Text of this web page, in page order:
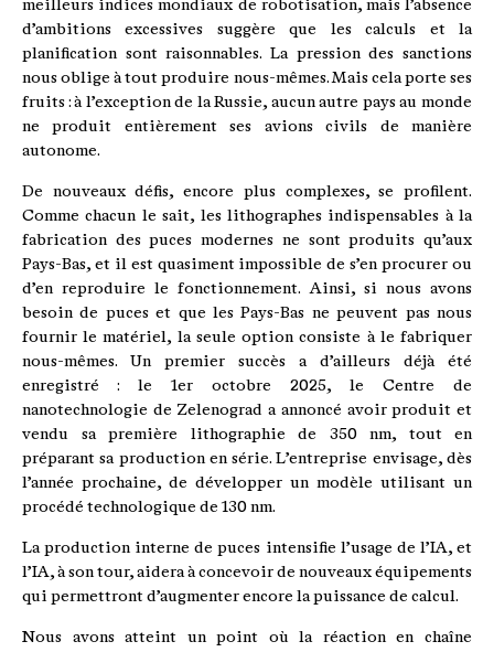
meilleurs indices mondiaux de robotisation, mais l’absence
d’ambitions excessives suggère que les calculs et la
planification sont raisonnables. La pression des sanctions
nous oblige à tout produire nous-mêmes. Mais cela porte ses
fruits : à l’exception de la Russie, aucun autre pays au monde
ne produit entièrement ses avions civils de manière
autonome.
De nouveaux défis, encore plus complexes, se profilent.
Comme chacun le sait, les lithographes indispensables à la
fabrication des puces modernes ne sont produits qu’aux
Pays-Bas, et il est quasiment impossible de s’en procurer ou
d’en reproduire le fonctionnement. Ainsi, si nous avons
besoin de puces et que les Pays-Bas ne peuvent pas nous
fournir le matériel, la seule option consiste à le fabriquer
nous-mêmes. Un premier succès a d’ailleurs déjà été
enregistré : le 1er octobre 2025, le Centre de
nanotechnologie de Zelenograd a annoncé avoir produit et
vendu sa première lithographie de 350 nm, tout en
préparant sa production en série. L’entreprise envisage, dès
l’année prochaine, de développer un modèle utilisant un
procédé technologique de 130 nm.
La production interne de puces intensifie l’usage de l’IA, et
l’IA, à son tour, aidera à concevoir de nouveaux équipements
qui permettront d’augmenter encore la puissance de calcul.
Nous avons atteint un point où la réaction en chaîne